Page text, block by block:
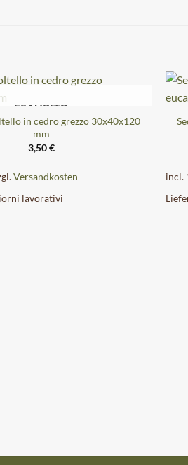
ESAURITO
in cedro grezzo 30x40x120
mm
3,50€
Versandkosten
lavorativi
incl.